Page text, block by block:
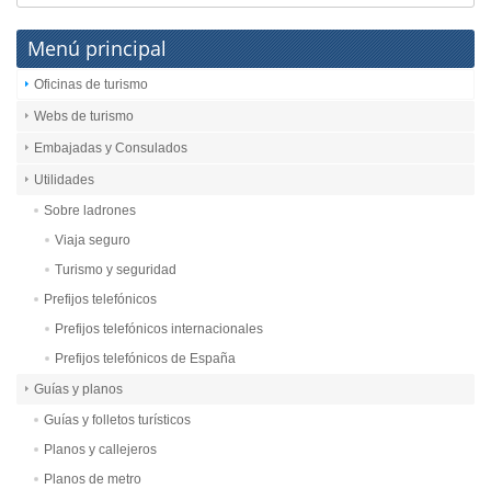
Menú principal
Oficinas de turismo
Webs de turismo
Embajadas y Consulados
Utilidades
Sobre ladrones
Viaja seguro
Turismo y seguridad
Prefijos telefónicos
Prefijos telefónicos internacionales
Prefijos telefónicos de España
Guías y planos
Guías y folletos turísticos
Planos y callejeros
Planos de metro